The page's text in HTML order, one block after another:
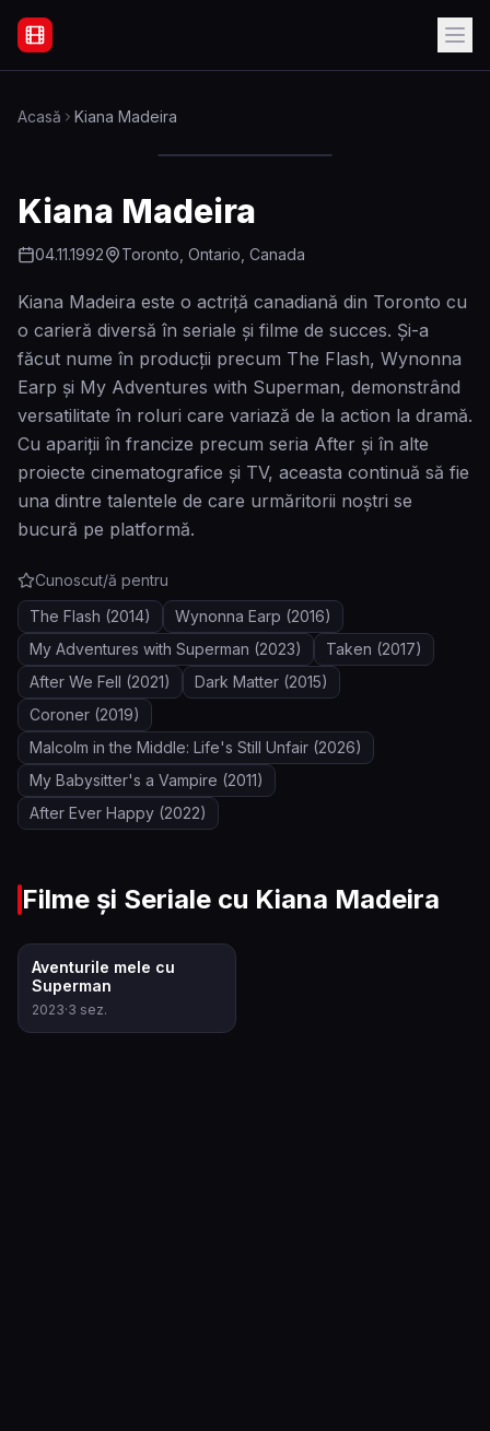
Filme Online Subtitrate - Acasă
Acasă Kiana Madeira
Kiana Madeira
04.11.1992 Toronto, Ontario, Canada
Kiana Madeira este o actriță canadiană din Toronto cu
o carieră diversă în seriale și filme de succes. Și-a
făcut nume în producții precum The Flash, Wynonna
Earp și My Adventures with Superman, demonstrând
versatilitate în roluri care variază de la action la dramă.
Cu apariții în francize precum seria After și în alte
proiecte cinematografice și TV, aceasta continuă să fie
una dintre talentele de care urmăritorii noștri se
bucură pe platformă.
Cunoscut/ă pentru
The Flash (2014) Wynonna Earp (2016)
My Adventures with Superman (2023) Taken (2017)
After We Fell (2021) Dark Matter (2015)
Coroner (2019)
Malcolm in the Middle: Life's Still Unfair (2026)
My Babysitter's a Vampire (2011)
After Ever Happy (2022)
Filme și Seriale cu Kiana Madeira
Aventurile mele cu
Superman
2023·3 sez.